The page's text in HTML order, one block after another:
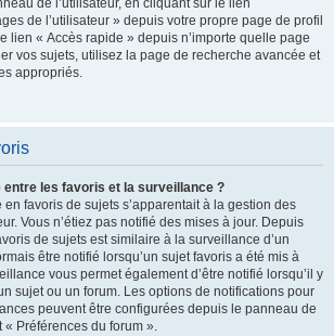
de l’utilisateur, en cliquant sur le lien
de l’utilisateur » depuis votre propre page de profil
lien « Accès rapide » depuis n’importe quelle page
vos sujets, utilisez la page de recherche avancée et
appropriés.
entre les favoris et la surveillance ?
favoris de sujets s’apparentait à la gestion des
Vous n’étiez pas notifié des mises à jour. Depuis
de sujets est similaire à la surveillance d’un
être notifié lorsqu’un sujet favoris a été mis à
vous permet également d’être notifié lorsqu’il y
sujet ou un forum. Les options de notifications pour
peuvent être configurées depuis le panneau de
« Préférences du forum ».